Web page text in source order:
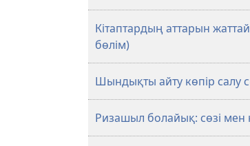
Кітаптардың аттарын
бөлім)
Шындықты айту көпір салу
Ризашыл болайық: сөзі мен